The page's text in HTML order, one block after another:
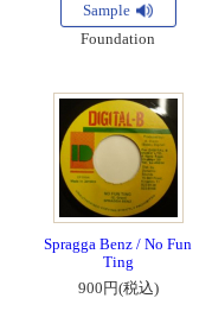
Sample
Foundation
Spragga Benz / No Fun
Ting
900円(税込)